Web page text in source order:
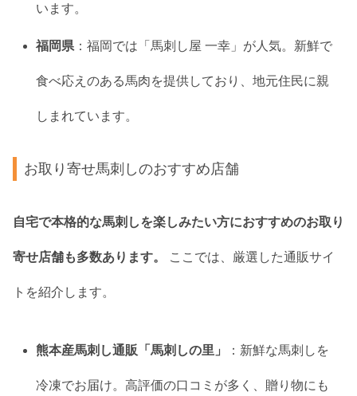
います。
福岡県 ：福岡では「馬刺し屋 一幸」が人気。新鮮で
食べ応えのある馬肉を提供しており、地元住民に親
しまれています。
お取り寄せ馬刺しのおすすめ店舗
自宅で本格的な馬刺しを楽しみたい方におすすめのお取り
寄せ店舗も多数あります。 ここでは、厳選した通販サイ
トを紹介します。
熊本産馬刺し通販「馬刺しの里」 ：新鮮な馬刺しを
冷凍でお届け。高評価の口コミが多く、贈り物にも